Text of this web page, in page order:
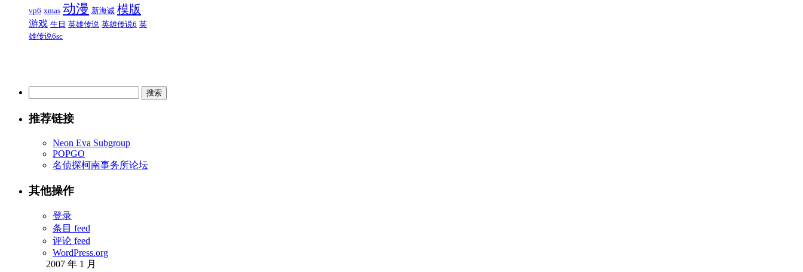
vp6 xmas 动漫 新海诚 模版
游戏 生日 英雄传说 英雄传说6 英
雄传说6sc
推荐链接
Neon Eva Subgroup
POPGO
名侦探柯南事务所论坛
其他操作
登录
条目 feed
评论 feed
WordPress.org
2007 年 1 月